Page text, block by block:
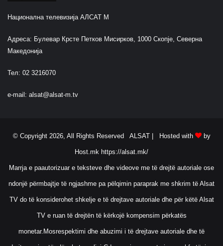
Национална телевизија АЛСАТ М
Адреса: Булевар Крсте Петков Мисирков, 1000 Скопје, Северна
Македонија
Тел: 02 3216070
e-mail: alsat@alsat-m.tv
© Copyright 2026, All Rights Reserved ALSAT | Hosted with by
Host.mk https://alsat.mk/
Marrja e paautorizuar e teksteve dhe videove me të drejtë autoriale ose
ndonjë përmbajtje të ngjashme pa pëlqimin paraprak me shkrim të Alsat
TV do të konsiderohet shkelje e të drejtave autoriale dhe për këtë Alsat
TV e ruan të drejtën të kërkojë kompensim përkatës
monetar.Mosrespektimi dhe abuzimi i të drejtave autoriale dhe të